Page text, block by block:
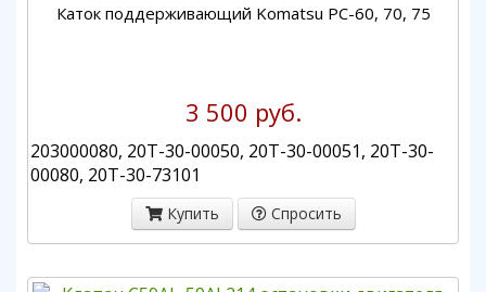
Каток поддерживающий Komatsu PC-60, 70, 75
3 500 руб.
203000080, 20T-30-00050, 20T-30-00051, 20T-30-
00080, 20T-30-73101
Купить Спросить